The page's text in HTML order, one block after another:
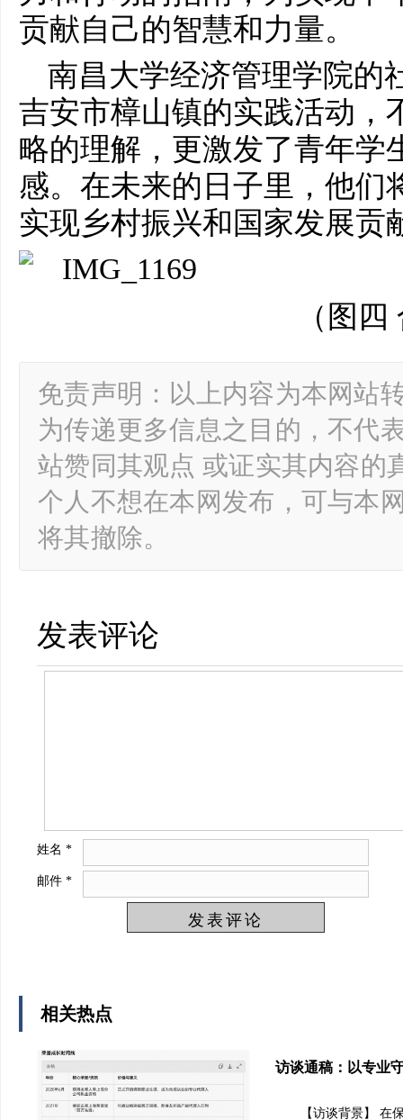
贡献自己的智慧和力量。
南昌大学经济管理学院的
吉安市樟山镇的实践活动，
略的理解，更激发了青年学
感。在未来的日子里，他们
实现乡村振兴和国家发展贡
（图
免责声明：以上内容为本网站
为传递更多信息之目的，不代
站赞同其观点 或证实其内容的
个人不想在本网发布，可与本
将其撤除。
发表评论
姓名 *
邮件 *
相关热点
访谈通稿：以专业
【访谈背景】 在